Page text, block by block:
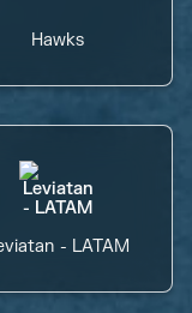
Hawks
- LATAM